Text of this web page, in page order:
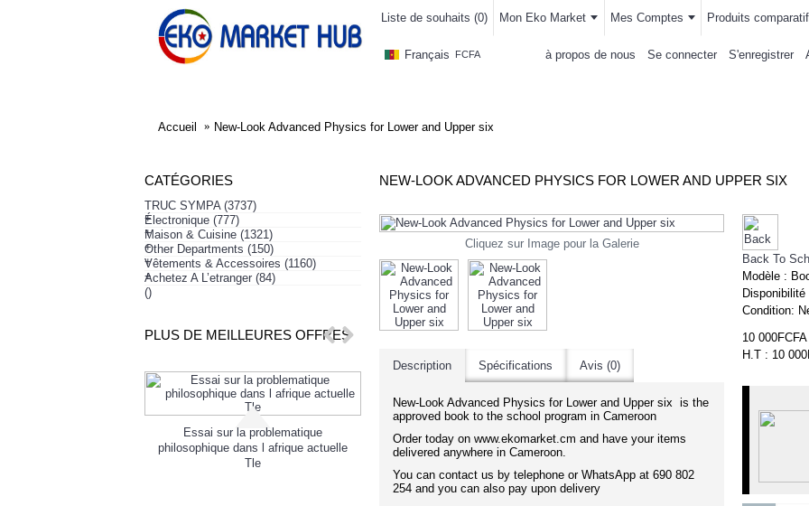
Liste de souhaits (0) Mon Eko Market Mes Comptes Produits
Français FCFA à propos de nous Se connecter S'enregistrer
Accueil New-Look Advanced Physics for Lower and Upper six
CATÉGORIES
TRUC SYMPA (3737)
+
Électronique (777)
+
Maison & Cuisine (1321)
+
Other Departments (150)
+
Vêtements & Accessoires (1160)
+
Achetez A L’etranger (84)
()
PLUS DE MEILLEURES OFFRES
Essai sur la problematique
philosophique dans l afrique actuelle
Tle
AND 1 HOMME
j ai failli te dire-je t aime federico
NEW-LOOK ADVANCED PHYSICS FOR LOWER AND UPPER SIX
Cliquez sur Image pour la Galerie
Description Spécifications Avis (0)
New-Look Advanced Physics for Lower and Upper six is the
approved book to the school program in Cameroon
Order today on www.ekomarket.cm and have your items
delivered anywhere in Cameroon.
You can contact us by telephone or WhatsApp at 690 802
254 and you can also pay upon delivery
Back To
Modèle :
Disponibilité
Condition:
10 000FCFA
H.T : 10